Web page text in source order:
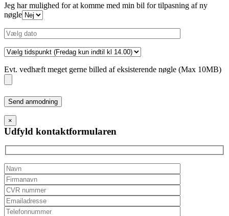
Jeg har mulighed for at komme med min bil for tilpasning af ny
nøgle
Evt. vedhæft meget gerne billed af eksisterende nøgle (Max 10MB)
Please
leave
this
field
empty.
×
Udfyld kontaktformularen